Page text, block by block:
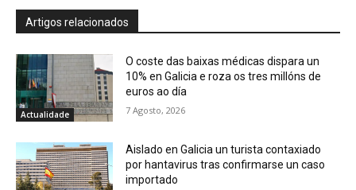
Artigos relacionados
Actualidade
O coste das baixas médicas dispara un
10% en Galicia e roza os tres millóns de
euros ao día
7 Agosto, 2026
Aislado en Galicia un turista contaxiado
por hantavirus tras confirmarse un caso
importado